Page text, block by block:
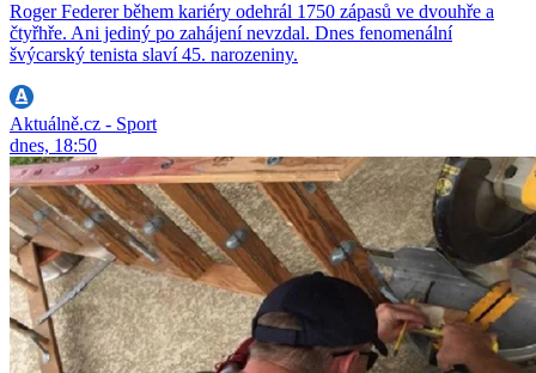
Roger Federer během kariéry odehrál 1750 zápasů ve dvouhře a
čtyřhře. Ani jediný po zahájení nevzdal. Dnes fenomenální
švýcarský tenista slaví 45. narozeniny.
Aktuálně.cz - Sport
dnes, 18:50